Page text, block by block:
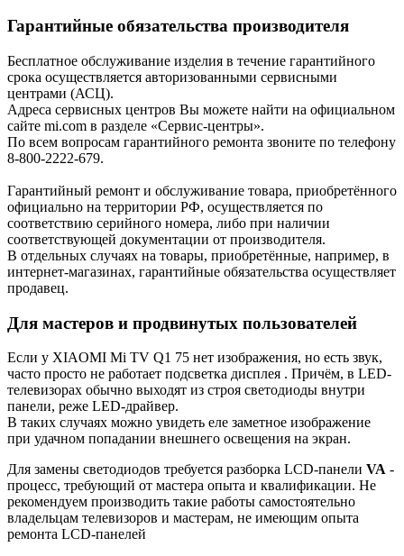
Гарантийные обязательства производителя
Бесплатное обслуживание изделия в течение гарантийного
срока осуществляется авторизованными сервисными
центрами (АСЦ).
Адреса сервисных центров Вы можете найти на официальном
сайте mi.com в разделе «Сервис-центры».
По всем вопросам гарантийного ремонта звоните по телефону
8-800-2222-679.
Гарантийный ремонт и обслуживание товара, приобретённого
официально на территории РФ, осуществляется по
соответствию серийного номера, либо при наличии
соответствующей документации от производителя.
В отдельных случаях на товары, приобретённые, например, в
интернет-магазинах, гарантийные обязательства осуществляет
продавец.
Для мастеров и продвинутых пользователей
Если у XIAOMI Mi TV Q1 75 нет изображения, но есть звук,
часто просто не работает подсветка дисплея . Причём, в LED-
телевизорах обычно выходят из строя светодиоды внутри
панели, реже LED-драйвер.
В таких случаях можно увидеть еле заметное изображение
при удачном попадании внешнего освещения на экран.
Для замены светодиодов требуется разборка LCD-панели VA -
процесс, требующий от мастера опыта и квалификации. Не
рекомендуем производить такие работы самостоятельно
владельцам телевизоров и мастерам, не имеющим опыта
ремонта LCD-панелей